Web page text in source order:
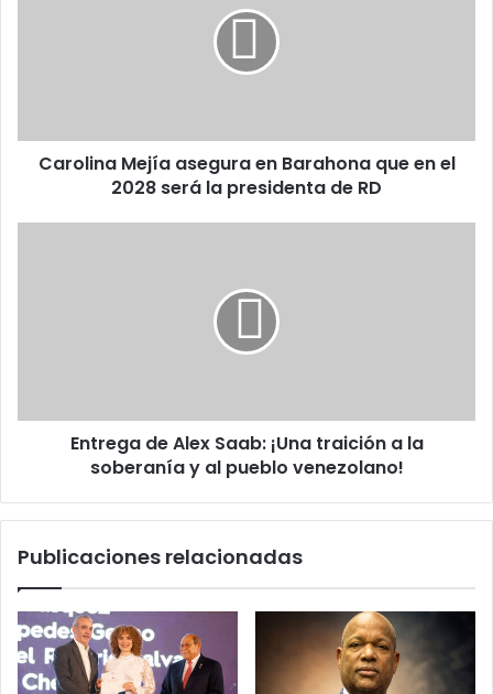
2028
seráCarolina Mejía asegura en Barahona que en el
2028 será la presidenta de RD
soberanía
Entrega de Alex Saab: ¡Una traición a la
soberanía y al pueblo venezolano!
Publicaciones relacionadas